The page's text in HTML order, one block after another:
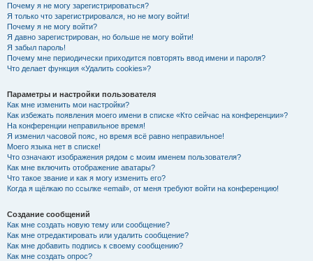
Почему я не могу зарегистрироваться?
Я только что зарегистрировался, но не могу войти!
Почему я не могу войти?
Я давно зарегистрирован, но больше не могу войти!
Я забыл пароль!
Почему мне периодически приходится повторять ввод имени и пароля?
Что делает функция «Удалить cookies»?
Параметры и настройки пользователя
Как мне изменить мои настройки?
Как избежать появления моего имени в списке «Кто сейчас на конференции»?
На конференции неправильное время!
Я изменил часовой пояс, но время всё равно неправильное!
Моего языка нет в списке!
Что означают изображения рядом с моим именем пользователя?
Как мне включить отображение аватары?
Что такое звание и как я могу изменить его?
Когда я щёлкаю по ссылке «email», от меня требуют войти на конференцию!
Создание сообщений
Как мне создать новую тему или сообщение?
Как мне отредактировать или удалить сообщение?
Как мне добавить подпись к своему сообщению?
Как мне создать опрос?